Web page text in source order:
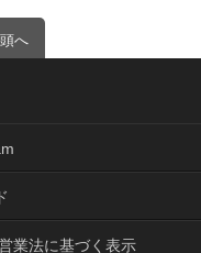
へ
業法に基づく表示